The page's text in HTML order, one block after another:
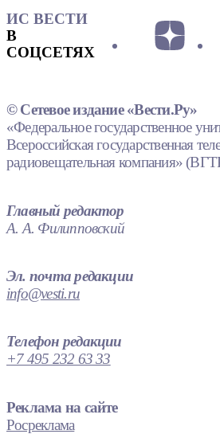
ИС ВЕСТИ
В
СОЦСЕТЯХ
© Сетевое издание «Вести.Ру»
«Федеральное государственное
Всероссийская государственная
радиовещательная компания»
Главный редактор
А. А. Филипповский
Эл. почта редакции
info@vesti.ru
Телефон редакции
+7 495 232 63 33
Реклама на сайте
Росреклама